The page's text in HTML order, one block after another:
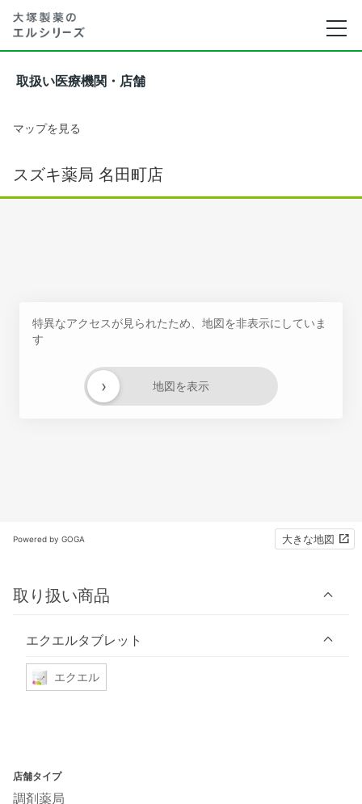
取扱い医療機関・店舗
マップを見る
スズキ薬局 名田町店
特異なアクセスが見られたため、地図を非表示にしていま
す
地図を表示
›
Powered by GOGA 大きな地図
取り扱い商品
エクエルタブレット
エクエル
店舗タイプ
調剤薬局